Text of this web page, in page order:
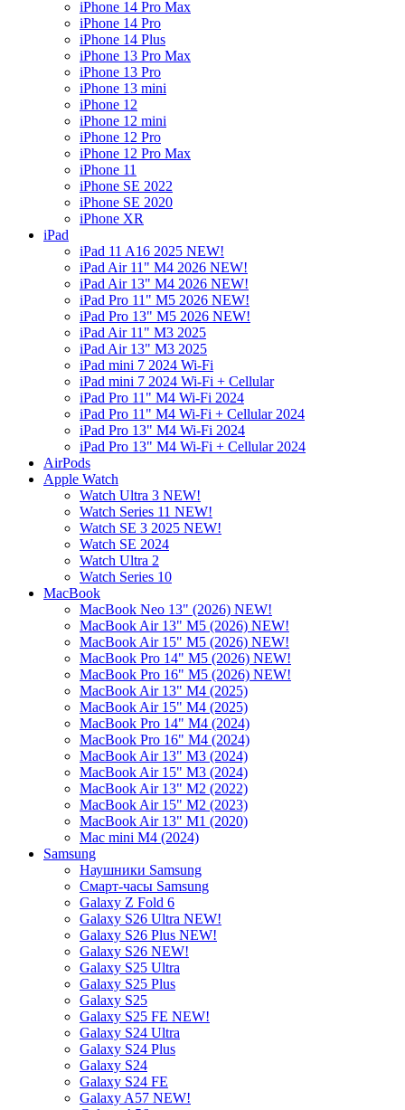
iPhone 14 Pro Max
iPhone 14 Pro
iPhone 14 Plus
iPhone 13 Pro Max
iPhone 13 Pro
iPhone 13 mini
iPhone 12
iPhone 12 mini
iPhone 12 Pro
iPhone 12 Pro Max
iPhone 11
iPhone SE 2022
iPhone SE 2020
iPhone XR
iPad
iPad 11 A16 2025 NEW!
iPad Air 11" M4 2026 NEW!
iPad Air 13" M4 2026 NEW!
iPad Pro 11" M5 2026 NEW!
iPad Pro 13" M5 2026 NEW!
iPad Air 11" M3 2025
iPad Air 13" M3 2025
iPad mini 7 2024 Wi-Fi
iPad mini 7 2024 Wi-Fi + Cellular
iPad Pro 11" M4 Wi-Fi 2024
iPad Pro 11" M4 Wi-Fi + Cellular 2024
iPad Pro 13" M4 Wi-Fi 2024
iPad Pro 13" M4 Wi-Fi + Cellular 2024
AirPods
Apple Watch
Watch Ultra 3 NEW!
Watch Series 11 NEW!
Watch SE 3 2025 NEW!
Watch SE 2024
Watch Ultra 2
Watch Series 10
MacBook
MacBook Neo 13" (2026) NEW!
MacBook Air 13" M5 (2026) NEW!
MacBook Air 15" M5 (2026) NEW!
MacBook Pro 14" M5 (2026) NEW!
MacBook Pro 16" M5 (2026) NEW!
MacBook Air 13" M4 (2025)
MacBook Air 15" M4 (2025)
MacBook Pro 14" M4 (2024)
MacBook Pro 16" M4 (2024)
MacBook Air 13" M3 (2024)
MacBook Air 15" M3 (2024)
MacBook Air 13" M2 (2022)
MacBook Air 15" M2 (2023)
MacBook Air 13" M1 (2020)
Mac mini M4 (2024)
Samsung
Наушники Samsung
Смарт-часы Samsung
Galaxy Z Fold 6
Galaxy S26 Ultra NEW!
Galaxy S26 Plus NEW!
Galaxy S26 NEW!
Galaxy S25 Ultra
Galaxy S25 Plus
Galaxy S25
Galaxy S25 FE NEW!
Galaxy S24 Ultra
Galaxy S24 Plus
Galaxy S24
Galaxy S24 FE
Galaxy A57 NEW!